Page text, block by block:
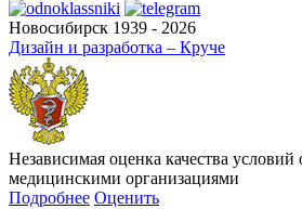
Новосибирск 1939 - 2026
Дизайн и разработка – Круче
Независимая оценка качества условий
медицинскими организациями
Подробнее Оценить